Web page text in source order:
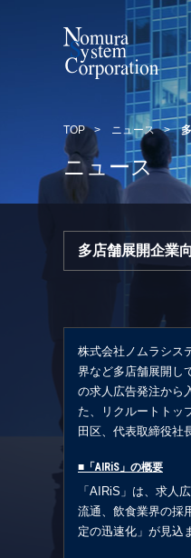
TOP > ニュース >
ニュース
多店舗展開企業
株式会社ノムラシス
界など多店舗展開し
の求人広告発注から
た、リクルートトッ
田区、代表取締役
■「AIRiS」の概要
「AIRiS」は、求人
流通、飲食業界の採
定の迅速化」が見込